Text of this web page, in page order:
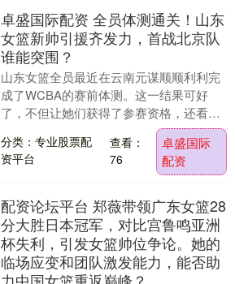
卓盛国际配资 全员体测通关！山东
女篮新帅引援齐发力，首战北京队
谁能突围？
山东女篮全员最近在云南元谋顺顺利利完
成了WCBA的赛前体测。这一结果可好
了，不但让她们获得了参赛资格，还看得
出队员们竞技状态很不错。队里的周静、
曹君伟、隋文萍和....
分类：专业股票配
资平台
查看：
76
卓盛国际
配资
配资论坛平台 郑薇带领广东女篮28
分大胜日本冠军，对比宫鲁鸣亚洲
杯失利，引发女篮帅位争论。她的
临场应变和团队激发能力，能否助
力中国女篮重返巅峰？